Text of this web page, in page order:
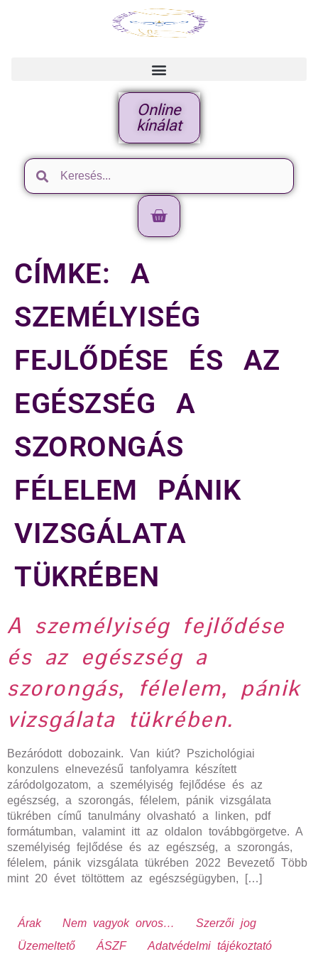
Online
kínálat
CÍMKE: A
SZEMÉLYISÉG
FEJLŐDÉSE ÉS AZ
EGÉSZSÉG A
SZORONGÁS
FÉLELEM PÁNIK
VIZSGÁLATA
TÜKRÉBEN
A személyiség fejlődése
és az egészség a
szorongás, félelem, pánik
vizsgálata tükrében.
Bezáródott dobozaink. Van kiút? Pszichológiai
konzulens elnevezésű tanfolyamra készített
záródolgozatom, a személyiség fejlődése és az
egészség, a szorongás, félelem, pánik vizsgálata
tükrében című tanulmány olvasható a linken, pdf
formátumban, valamint itt az oldalon továbbgörgetve. A
személyiség fejlődése és az egészség, a szorongás,
félelem, pánik vizsgálata tükrében 2022 Bevezető Több
mint 20 évet töltöttem az egészségügyben, […]
Árak Nem vagyok orvos…
Szerzői jog
Üzemeltető
ÁSZF Adatvédelmi tájékoztató